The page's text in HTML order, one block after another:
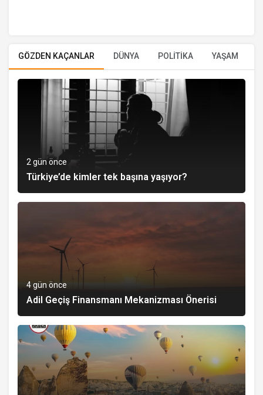
GÖZDEN KAÇANLAR DÜNYA POLİTİKA YAŞAM
2 gün önce
Türkiye’de kimler tek başına yaşıyor?
4 gün önce
Adil Geçiş Finansmanı Mekanizması Önerisi